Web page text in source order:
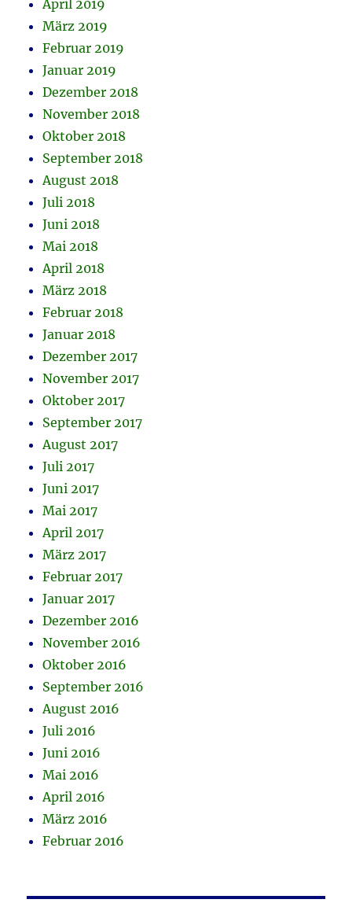
April 2019
März 2019
Februar 2019
Januar 2019
Dezember 2018
November 2018
Oktober 2018
September 2018
August 2018
Juli 2018
Juni 2018
Mai 2018
April 2018
März 2018
Februar 2018
Januar 2018
Dezember 2017
November 2017
Oktober 2017
September 2017
August 2017
Juli 2017
Juni 2017
Mai 2017
April 2017
März 2017
Februar 2017
Januar 2017
Dezember 2016
November 2016
Oktober 2016
September 2016
August 2016
Juli 2016
Juni 2016
Mai 2016
April 2016
März 2016
Februar 2016